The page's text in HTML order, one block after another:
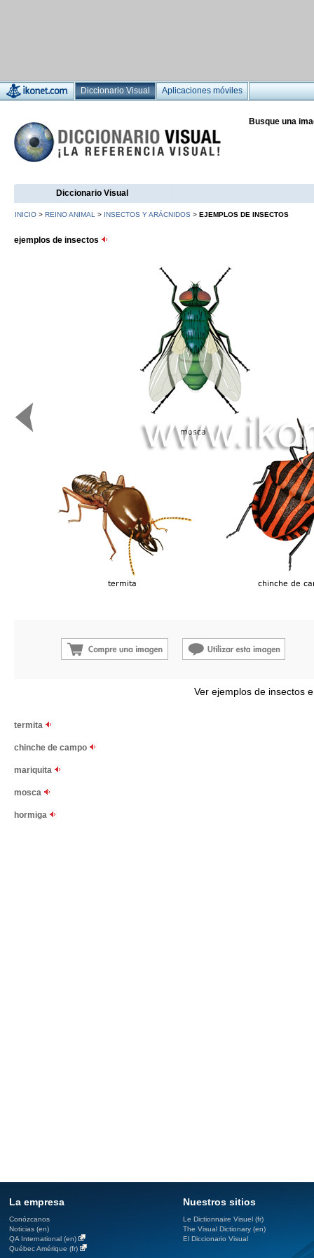
Diccionario Visual Aplicaciones móviles
Busque una
Diccionario Visual
INICIO > REINO ANIMAL > INSECTOS Y ARÁCNIDOS > EJEMPLOS DE INSECTOS
ejemplos de insectos
Ver ejemplos de insectos
termita
chinche de campo
mariquita
mosca
hormiga
La empresa
Conózcanos
Noticias (en)
QA International (en)
Québec Amérique (fr)
Nuestros sitios
Le Dictionnaire Visuel (fr)
The Visual Dictionary (en)
El Diccionario Visual